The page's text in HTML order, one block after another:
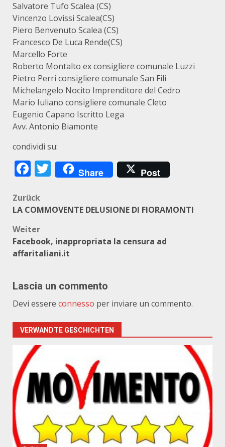
Salvatore Tufo Scalea (CS)
Vincenzo Lovissi Scalea(CS)
Piero Benvenuto Scalea (CS)
Francesco De Luca Rende(CS)
Marcello Forte
Roberto Montalto ex consigliere comunale Luzzi
Pietro Perri consigliere comunale San Fili
Michelangelo Nocito Imprenditore del Cedro
Mario Iuliano consigliere comunale Cleto
Eugenio Capano Iscritto Lega
Avv. Antonio Biamonte
condividi su:
Facebook
Twitter
Share Post
Beitragsnavigation
Zurück
LA COMMOVENTE DELUSIONE DI FIORAMONTI
Weiter
Facebook, inappropriata la censura ad
affaritaliani.it
Lascia un commento
Devi essere connesso per inviare un commento.
VERWANDTE GESCHICHTEN